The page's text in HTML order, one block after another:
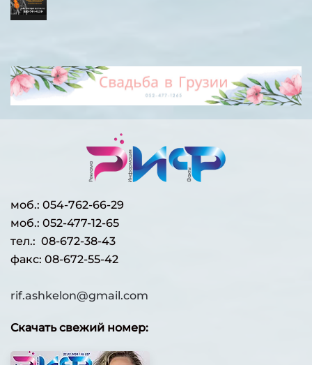
моб.: 054-762-66-29
моб.: 052-477-12-65
тел.: 08-672-38-43
факс: 08-672-55-42
rif.ashkelon@gmail.com
Скачать свежий номер: